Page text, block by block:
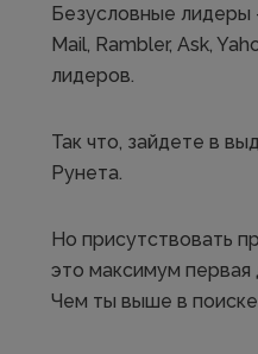
Безусловные лидеры
Mail, Rambler, Ask,
лидеров.
Так что, зайдете в
Рунета.
Но присутствовать
это максимум первая
Чем ты выше в